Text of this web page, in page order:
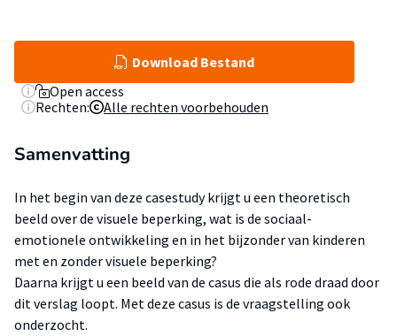
Download Bestand
Open access
Rechten:
Alle rechten voorbehouden
Samenvatting
In het begin van deze casestudy krijgt u een theoretisch
beeld over de visuele beperking, wat is de sociaal-
emotionele ontwikkeling en in het bijzonder van kinderen
met en zonder visuele beperking?
Daarna krijgt u een beeld van de casus die als rode draad door
dit verslag loopt. Met deze casus is de vraagstelling ook
onderzocht.